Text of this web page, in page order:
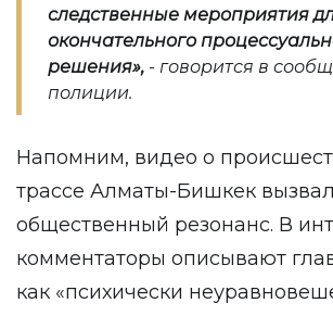
следственные мероприятия
окончательного
решения», - говорится в
полиции.
Напомним, видео о
трассе Алматы-Бишкек
общественный резонанс. В
комментаторы описывают
как «психически